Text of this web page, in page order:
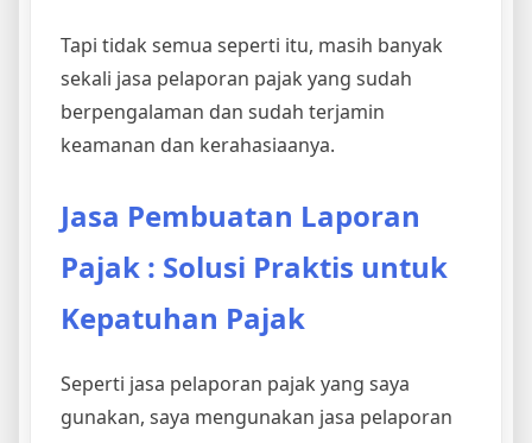
Tapi tidak semua seperti itu, masih banyak
sekali jasa pelaporan pajak yang sudah
berpengalaman dan sudah terjamin
keamanan dan kerahasiaanya.
Jasa Pembuatan Laporan
Pajak : Solusi Praktis untuk
Kepatuhan Pajak
Seperti jasa pelaporan pajak yang saya
gunakan, saya mengunakan jasa pelaporan